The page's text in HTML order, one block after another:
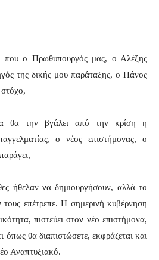
που ο Πρωθυπουργός μας, ο Αλέξης
της δικής μου παράταξης, ο Πάνος
θα την βγάλει από την κρίση η
ο νέος επιστήμονας, ο
ήθελαν να δημιουργήσουν, αλλά το
επέτρεπε. Η σημερινή κυβέρνηση
πιστεύει στον νέο επιστήμονα,
όπως θα διαπιστώσετε, εκφράζεται και
Αναπτυξιακό.